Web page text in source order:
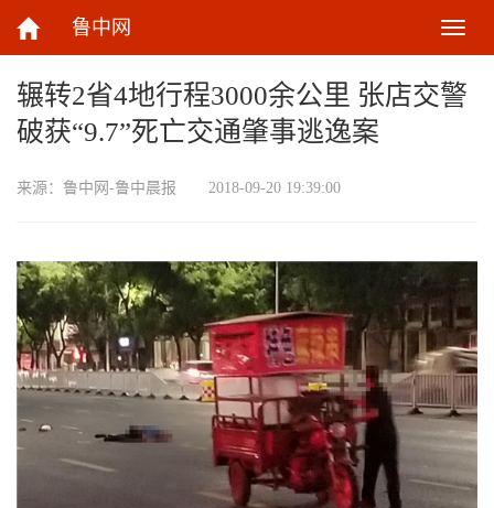
鲁中网
切
换
航
辗转2省4地行程3000余公里 张店交警
破获“9.7”死亡交通肇事逃逸案
来源： 鲁中网-鲁中晨报 2018-09-20 19:39:00